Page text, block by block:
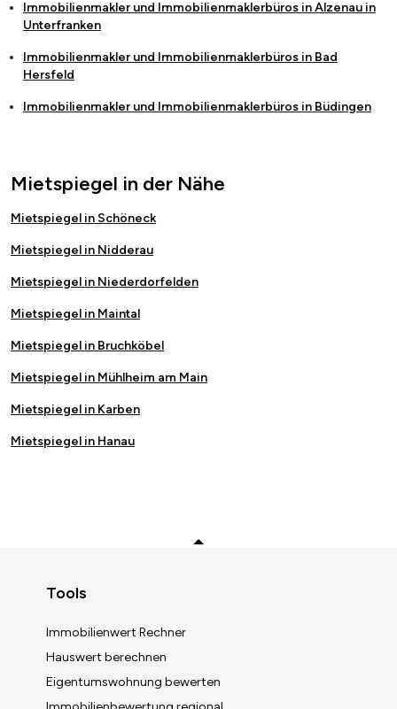
Immobilienmakler und Immobilienmaklerbüros inAlzenau in
Unterfranken
Immobilienmakler und Immobilienmaklerbüros in Bad
Hersfeld
Immobilienmakler und Immobilienmaklerbüros in Büdingen
Mietspiegel in der Nähe
Mietspiegel in Schöneck
Mietspiegel in Nidderau
Mietspiegel in Niederdorfelden
Mietspiegel in Maintal
Mietspiegel in Bruchköbel
Mietspiegel in Mühlheim am Main
Mietspiegel in Karben
Mietspiegel in Hanau
Immobilienwert berechnen
Tools
Immobilienwert Rechner
Hauswert berechnen
Eigentumswohnung bewerten